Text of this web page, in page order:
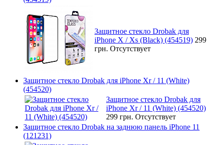
Защитное стекло Drobak для
iPhone X / Xs (Black) (454519) 299
грн. Отсутствует
Защитное стекло Drobak для iPhone Xr / 11 (White)
(454520)
Защитное стекло Drobak для
iPhone Xr / 11 (White) (454520)
299 грн. Отсутствует
Защитное стекло Drobak на заднюю панель iPhone 11
(121231)